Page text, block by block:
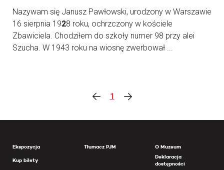
Nazywam się Janusz Pawłowski, urodzony w Warszawie
16 sierpnia 1928 roku, ochrzczony w kościele
Zbawiciela. Chodziłem do szkoły numer 98 przy alei
Szucha. W 1943 roku na wiosnę zwerbował ...
1
Ekspozycja
Kup bilety
Tłumacz PJM
O Muzeum
Deklaracja
dostępności